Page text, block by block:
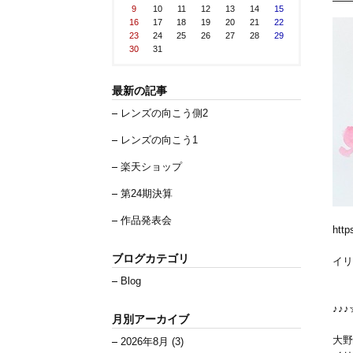
イ
大野
9 10 11 12 13 14
15
16
17 18 19 20 21
22
23
24 25 26 27 28
29
30
31
最新の記事
レンズの向こう側2
レンズの向こう1
楽天ショップ
第24期決算
作品発表会
ブログカテゴリ
Blog
月別アーカイブ
2026年8月 (3)